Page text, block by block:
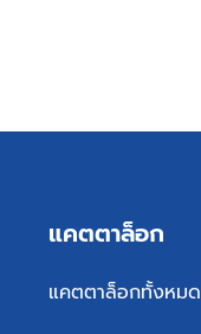
แคตตาล็อก
แคตตาล็อกทั้งหมด